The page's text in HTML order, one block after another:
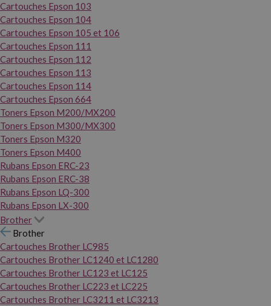
Cartouches Epson 103
Cartouches Epson 104
Cartouches Epson 105 et 106
Cartouches Epson 111
Cartouches Epson 112
Cartouches Epson 113
Cartouches Epson 114
Cartouches Epson 664
Toners Epson M200/MX200
Toners Epson M300/MX300
Toners Epson M320
Toners Epson M400
Rubans Epson ERC-23
Rubans Epson ERC-38
Rubans Epson LQ-300
Rubans Epson LX-300
Brother
Brother
Cartouches Brother LC985
Cartouches Brother LC1240 et LC1280
Cartouches Brother LC123 et LC125
Cartouches Brother LC223 et LC225
Cartouches Brother LC3211 et LC3213